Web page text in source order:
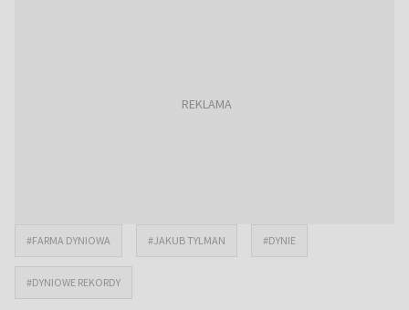
#FARMA DYNIOWA #JAKUB TYLMAN #DYNIE
#DYNIOWE REKORDY